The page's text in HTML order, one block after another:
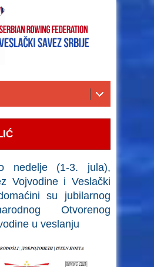
nedelje (1-3. jula),
Vojvodine i Veslački
su jubilarnog
Otvorenog
u veslanju